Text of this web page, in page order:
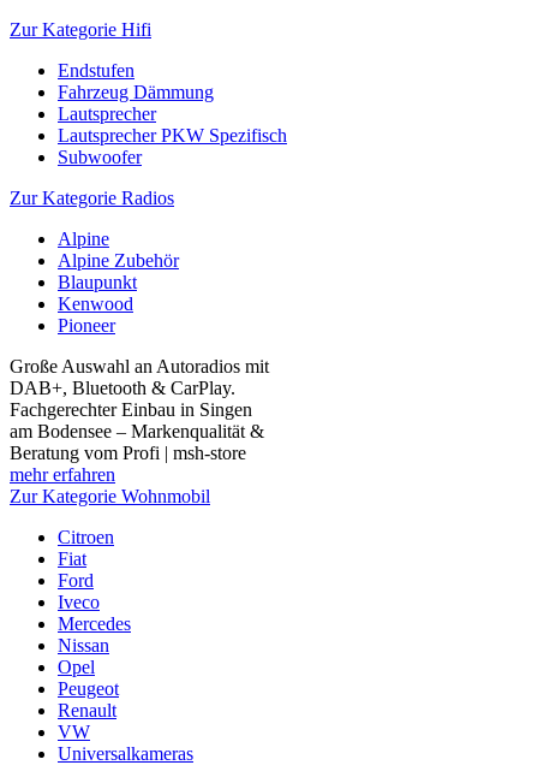
Zur Kategorie Hifi
Endstufen
Fahrzeug Dämmung
Lautsprecher
Lautsprecher PKW Spezifisch
Subwoofer
Zur Kategorie Radios
Alpine
Alpine Zubehör
Blaupunkt
Kenwood
Pioneer
Große Auswahl an Autoradios mit
DAB+, Bluetooth & CarPlay.
Fachgerechter Einbau in Singen
am Bodensee – Markenqualität &
Beratung vom Profi | msh-store
mehr erfahren
Zur Kategorie Wohnmobil
Citroen
Fiat
Ford
Iveco
Mercedes
Nissan
Opel
Peugeot
Renault
VW
Universalkameras